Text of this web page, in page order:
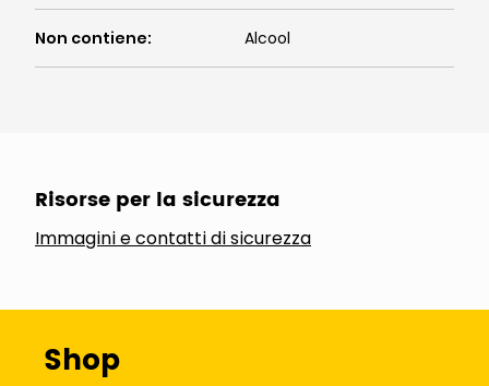
Non contiene: Alcool
Risorse per la sicurezza
Immagini e contatti di sicurezza
Shop